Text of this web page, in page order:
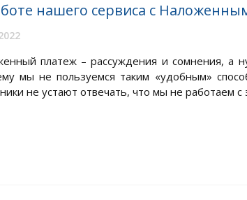
нашего сервиса с
платеж – рассуждения и сомнения, а
мы не пользуемся таким «удобным»
не устают отвечать, что мы не работаем